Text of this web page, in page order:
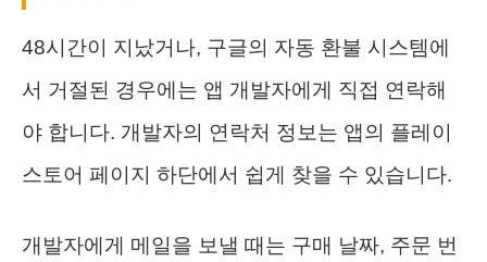
48시간이 지났거나, 구글의 자동 환불 시스템에
서 거절된 경우에는 앱 개발자에게 직접 연락해
야 합니다. 개발자의 연락처 정보는 앱의 플레이
스토어 페이지 하단에서 쉽게 찾을 수 있습니다.
개발자에게 메일을 보낼 때는 구매 날짜, 주문 번